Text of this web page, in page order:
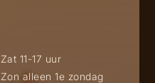
Zat 11-17 uur
Zon alleen 1e zondag